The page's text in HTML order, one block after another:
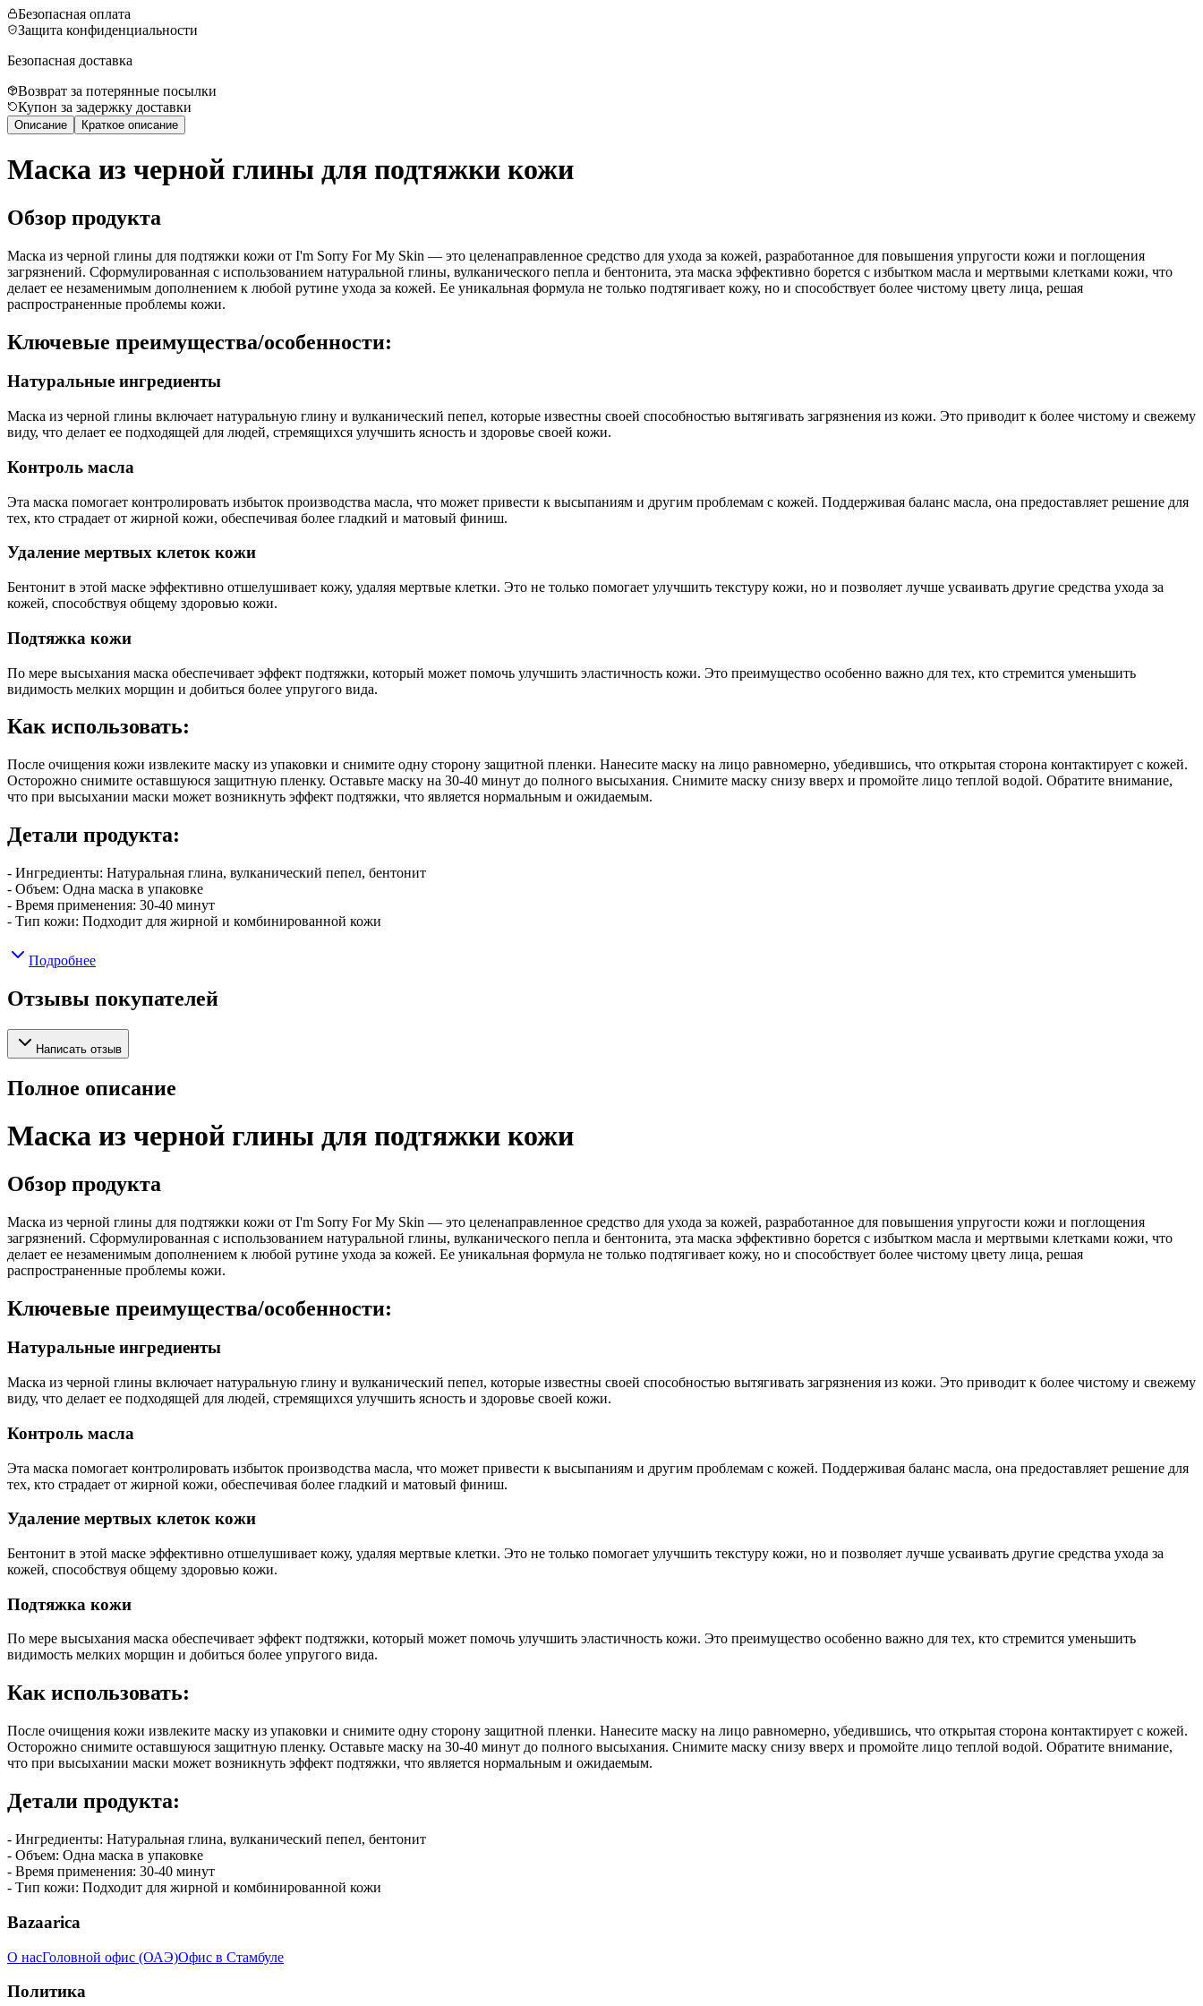
Безопасная оплата
Защита конфиденциальности
Безопасная доставка
Возврат за потерянные посылки
Купон за задержку доставки
Описание Краткое описание
Маска из черной глины для подтяжки кожи
Обзор продукта
Маска из черной глины для подтяжки кожи от I'm Sorry For My Skin — это целенаправленное средство для ухода за кожей, разработанное для повышения упругости кожи и поглощения
загрязнений. Сформулированная с использованием натуральной глины, вулканического пепла и бентонита, эта маска эффективно борется с избытком масла и мертвыми клетками кожи, что
делает ее незаменимым дополнением к любой рутине ухода за кожей. Ее уникальная формула не только подтягивает кожу, но и способствует более чистому цвету лица, решая
распространенные проблемы кожи.
Ключевые преимущества/особенности:
Натуральные ингредиенты
Маска из черной глины включает натуральную глину и вулканический пепел, которые известны своей способностью вытягивать загрязнения из кожи. Это приводит к более чистому и свежему
виду, что делает ее подходящей для людей, стремящихся улучшить ясность и здоровье своей кожи.
Контроль масла
Эта маска помогает контролировать избыток производства масла, что может привести к высыпаниям и другим проблемам с кожей. Поддерживая баланс масла, она предоставляет решение для
тех, кто страдает от жирной кожи, обеспечивая более гладкий и матовый финиш.
Удаление мертвых клеток кожи
Бентонит в этой маске эффективно отшелушивает кожу, удаляя мертвые клетки. Это не только помогает улучшить текстуру кожи, но и позволяет лучше усваивать другие средства ухода за
кожей, способствуя общему здоровью кожи.
Подтяжка кожи
По мере высыхания маска обеспечивает эффект подтяжки, который может помочь улучшить эластичность кожи. Это преимущество особенно важно для тех, кто стремится уменьшить
видимость мелких морщин и добиться более упругого вида.
Как использовать:
После очищения кожи извлеките маску из упаковки и снимите одну сторону защитной пленки. Нанесите маску на лицо равномерно, убедившись, что открытая сторона контактирует с кожей.
Осторожно снимите оставшуюся защитную пленку. Оставьте маску на 30-40 минут до полного высыхания. Снимите маску снизу вверх и промойте лицо теплой водой. Обратите внимание,
что при высыхании маски может возникнуть эффект подтяжки, что является нормальным и ожидаемым.
Детали продукта:
- Ингредиенты: Натуральная глина, вулканический пепел, бентонит
- Объем: Одна маска в упаковке
- Время применения: 30-40 минут
- Тип кожи: Подходит для жирной и комбинированной кожи
Подробнее
Отзывы покупателей
Написать отзыв
Полное описание
Маска из черной глины для подтяжки кожи
Обзор продукта
Маска из черной глины для подтяжки кожи от I'm Sorry For My Skin — это целенаправленное средство для ухода за кожей, разработанное для повышения упругости кожи и поглощения
загрязнений. Сформулированная с использованием натуральной глины, вулканического пепла и бентонита, эта маска эффективно борется с избытком масла и мертвыми клетками кожи, что
делает ее незаменимым дополнением к любой рутине ухода за кожей. Ее уникальная формула не только подтягивает кожу, но и способствует более чистому цвету лица, решая
распространенные проблемы кожи.
Ключевые преимущества/особенности:
Натуральные ингредиенты
Маска из черной глины включает натуральную глину и вулканический пепел, которые известны своей способностью вытягивать загрязнения из кожи. Это приводит к более чистому и свежему
виду, что делает ее подходящей для людей, стремящихся улучшить ясность и здоровье своей кожи.
Контроль масла
Эта маска помогает контролировать избыток производства масла, что может привести к высыпаниям и другим проблемам с кожей. Поддерживая баланс масла, она предоставляет решение для
тех, кто страдает от жирной кожи, обеспечивая более гладкий и матовый финиш.
Удаление мертвых клеток кожи
Бентонит в этой маске эффективно отшелушивает кожу, удаляя мертвые клетки. Это не только помогает улучшить текстуру кожи, но и позволяет лучше усваивать другие средства ухода за
кожей, способствуя общему здоровью кожи.
Подтяжка кожи
По мере высыхания маска обеспечивает эффект подтяжки, который может помочь улучшить эластичность кожи. Это преимущество особенно важно для тех, кто стремится уменьшить
видимость мелких морщин и добиться более упругого вида.
Как использовать:
После очищения кожи извлеките маску из упаковки и снимите одну сторону защитной пленки. Нанесите маску на лицо равномерно, убедившись, что открытая сторона контактирует с кожей.
Осторожно снимите оставшуюся защитную пленку. Оставьте маску на 30-40 минут до полного высыхания. Снимите маску снизу вверх и промойте лицо теплой водой. Обратите внимание,
что при высыхании маски может возникнуть эффект подтяжки, что является нормальным и ожидаемым.
Детали продукта:
- Ингредиенты: Натуральная глина, вулканический пепел, бентонит
- Объем: Одна маска в упаковке
- Время применения: 30-40 минут
- Тип кожи: Подходит для жирной и комбинированной кожи
Bazaarica
О насГоловной офис (ОАЭ)Офис в Стамбуле
Политика